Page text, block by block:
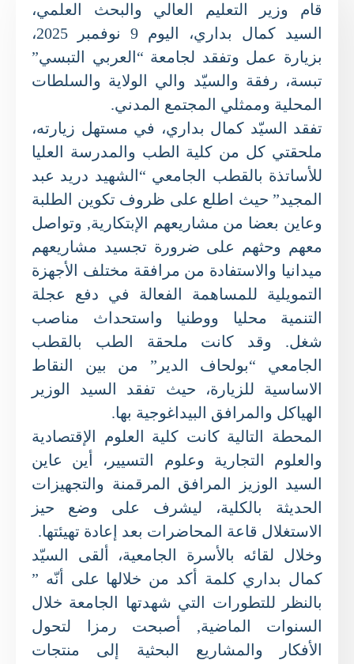
قام وزير التعليم العالي والبحث العلمي،
السيد كمال بداري، اليوم 9 نوفمبر 2025،
بزيارة عمل وتفقد لجامعة “العربي التبسي”
تبسة، رفقة والسيّد والي الولاية والسلطات
المحلية وممثلي المجتمع المدني.
تفقد السيّد كمال بداري، في مستهل زيارته،
ملحقتي كل من كلية الطب والمدرسة العليا
للأساتذة بالقطب الجامعي “الشهيد دريد عبد
المجيد” حيث اطلع على ظروف تكوين الطلبة
وعاين بعضا من مشاريعهم الإبتكارية, وتواصل
معهم وحثهم على ضرورة تجسيد مشاريعهم
ميدانيا والاستفادة من مرافقة مختلف الأجهزة
التمويلية للمساهمة الفعالة في دفع عجلة
التنمية محليا ووطنيا واستحداث مناصب
شغل. وقد كانت ملحقة الطب بالقطب
الجامعي “بولحاف الدير” من بين النقاط
‏الاساسية للزيارة، حيث تفقد السيد الوزير
الهياكل والمرافق ‏البيداغوجية بها.‏
المحطة التالية كانت كلية العلوم الإقتصادية
والعلوم التجارية وعلوم ‏التسيير، أين عاين
السيد ‏الوزيز المرافق المرقمنة والتجهيزات
الحديثة ‏بالكلية، ليشرف على وضع حيز
الاستغلال ‏قاعة المحاضرات بعد إعادة تهيئتها.
وخلال لقائه بالأسرة الجامعية، ألقى السيّد
كمال بداري كلمة أكد من خلالها على أنّه ”
بالنظر للتطورات التي شهدتها الجامعة خلال
السنوات الماضية, أصبحت رمزا لتحول
الأفكار والمشاريع البحثية إلى منتجات